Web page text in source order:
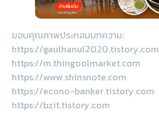
ขอบคุณภาพประกอบบทความ:
https://gaulhanul2020.tistory.com
https://m.thingoolmarket.com
https://www.shinsnote.com
https://econo-banker.tistory.com
https://bzit.tistory.com